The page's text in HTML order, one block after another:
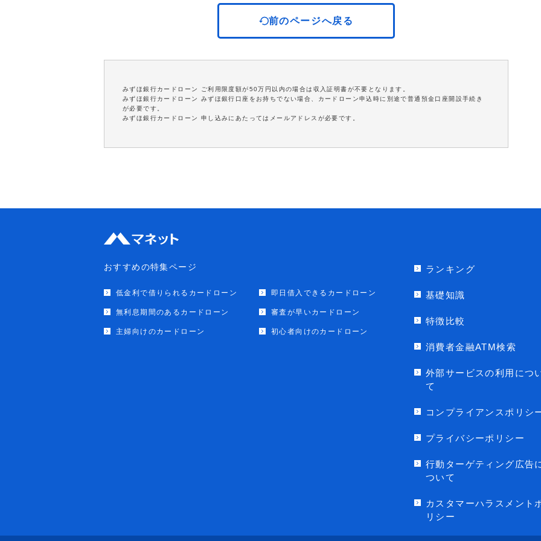
前のページへ戻る
みずほ銀行カードローン ご利用限度額が50万円以内の場合は収入証明書が不要となります。
みずほ銀行カードローン みずほ銀行口座をお持ちでない場合、カードローン申込時に別途で普通預金口座開設手続き
が必要です。
みずほ銀行カードローン 申し込みにあたってはメールアドレスが必要です。
おすすめの特集ページ
低金利で借りられるカードローン 即日借入できるカードローン
無利息期間のあるカードローン 審査が早いカードローン
主婦向けのカードローン 初心者向けのカードローン
ランキング
基礎知識
特徴比較
消費者金融ATM検索
外部サービスの利用につ
て
コンプライアンスポリシ
プライバシーポリシー
行動ターゲティング広告
ついて
カスタマーハラスメント
リシー